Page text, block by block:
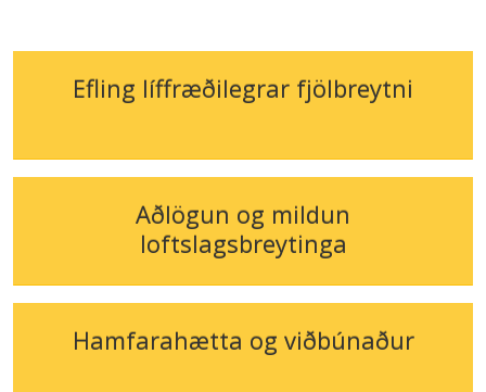
Efling líffræðilegrar fjölbreytni
Aðlögun og mildun
loftslagsbreytinga
Hamfarahætta og viðbúnaður